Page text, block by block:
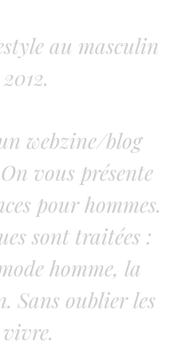
au masculin
webzine/blog
vous présente
pour hommes.
sont traitées :
homme, la
Sans oublier les